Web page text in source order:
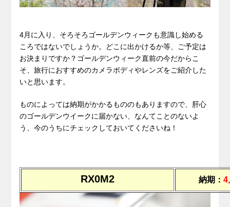
4月に入り、そろそろゴールデンウィークも意識し始める
ころではないでしょうか。どこに出かけるか等、ご予定は
お決まりですか？ゴールデンウィーク直前の今だからこ
そ、旅行におすすめのカメラボディやレンズをご紹介した
いと思います。
ものによっては納期がかかるもののもありますので、肝心
のゴールデンウイークに届かない、なんてことのないよ
う、今のうちにチェックしておいてくださいね！
RX0M2 納期： 4